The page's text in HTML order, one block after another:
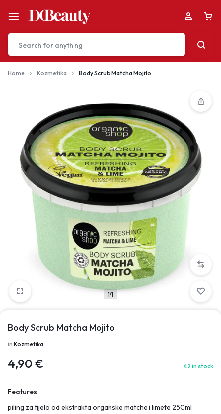
Your bag is empty
Don't miss out on great deals! Start shopping or
Sign in to view products added.
Shop What's New
Sign in
Home Kozmetika Body Scrub Matcha Mojito
1/1
Body Scrub Matcha Mojito
in Kozmetika
4,90 € 42 in stock
Features
piling za tijelo od ekstrakta organske matche i limete 250ml